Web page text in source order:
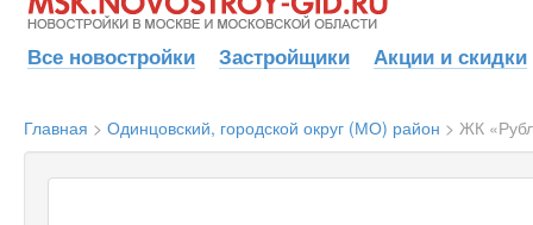
Все новостройки Застройщики Акции и скидки
Главная > Одинцовский, городской округ (МО) район > ЖК